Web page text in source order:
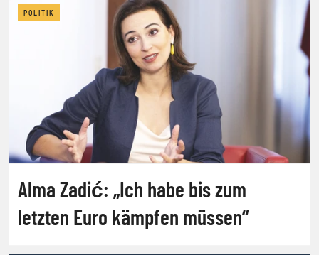
POLITIK
Alma Zadić: „Ich habe bis zum
letzten Euro kämpfen müssen“